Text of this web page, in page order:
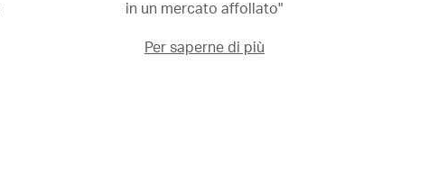
in un mercato affollato"
Per saperne di più